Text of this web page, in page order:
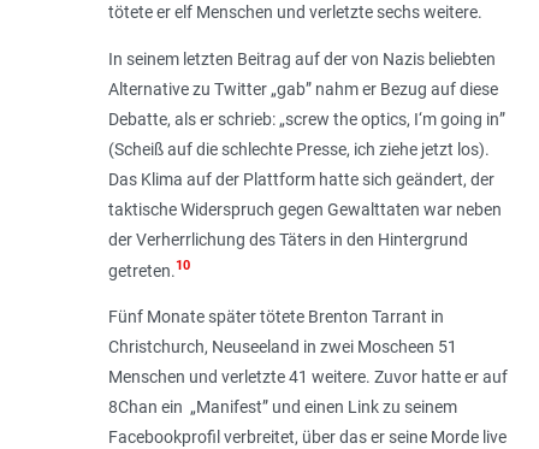
tötete er elf Menschen und verletzte sechs weitere.
In seinem letzten Beitrag auf der von Nazis beliebten
Alternative zu Twitter „gab” nahm er Bezug auf diese
Debatte, als er schrieb: „screw the optics, I‘m going in”
(Scheiß auf die schlechte Presse, ich ziehe jetzt los).
Das Klima auf der Plattform hatte sich geändert, der
taktische Widerspruch gegen Gewalttaten war neben
der Verherr­lichung des Täters in den Hintergrund
getreten. 10
Fünf Monate später tötete Brenton Tarrant in
Christchurch, Neuseeland in zwei Moscheen 51
Menschen und verletzte 41 weitere. Zuvor hatte er auf
8Chan ein „Manifest” und einen Link zu seinem
Facebookprofil verbreitet, über das er seine Morde live